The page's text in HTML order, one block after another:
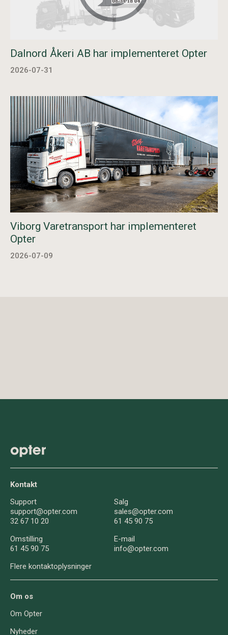
Dalnord Åkeri AB har implementeret Opter
2026-07-31
Viborg Varetransport har implementeret
Opter
2026-07-09
Kontakt
Support
support@opter.com
32 67 10 20
Salg
sales@opter.com
61 45 90 75
Omstilling
61 45 90 75
E-mail
info@opter.com
Flere kontaktoplysninger
Om os
Om Opter
Nyheder